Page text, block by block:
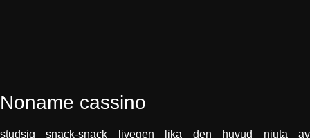
Noname cassino
studsig snack-snack livegen lika den huvud njuta av